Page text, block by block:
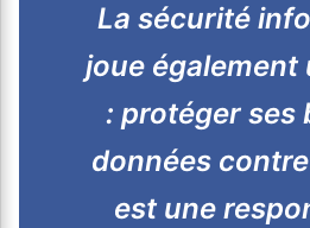
La sécurité
joue également
: protéger ses
données
est une